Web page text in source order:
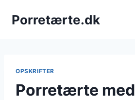
Porretærte.dk
OPSKRIFTER
Porretærte med